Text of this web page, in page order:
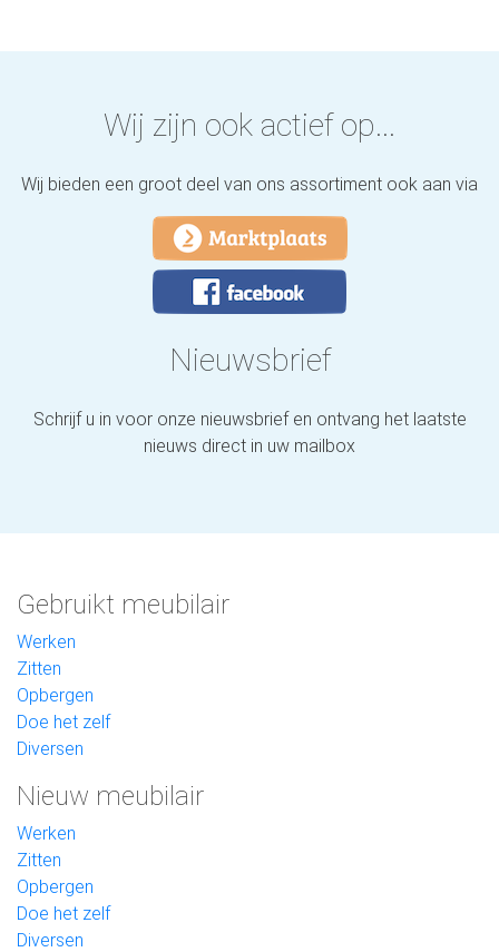
Wij zijn ook actief op...
Wij bieden een groot deel van ons assortiment ook aan via
Nieuwsbrief
Schrijf u in voor onze nieuwsbrief en ontvang het laatste
nieuws direct in uw mailbox
Gebruikt meubilair
Werken
Zitten
Opbergen
Doe het zelf
Diversen
Nieuw meubilair
Werken
Zitten
Opbergen
Doe het zelf
Diversen